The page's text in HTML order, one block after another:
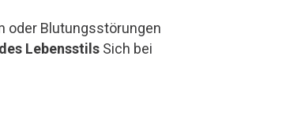
oder Blutungsstörungen
Lebensstils Sich bei